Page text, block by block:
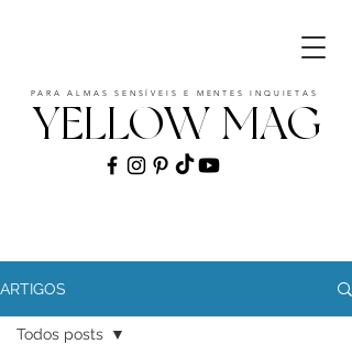
YELLOW MAG
PARA ALMAS SENSÍVEIS E MENTES INQUIETAS
ARTIGOS
Todos posts